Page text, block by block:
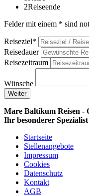
2Reiseende
Felder mit einem * sind
Reiseziel*
Reisedauer
Reisezeitraum
Wünsche
Weiter
Mare Baltikum Reisen -
Ihr besonderer
Startseite
Stellenangebote
Impressum
Cookies
Datenschutz
Kontakt
AGB